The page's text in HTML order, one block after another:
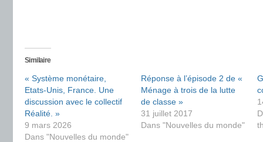
Similaire
« Système monétaire,
Etats-Unis, France. Une
discussion avec le collectif
Réalité. »
9 mars 2026
Dans "Nouvelles du monde"
Réponse à l’épisode 2 de «
Ménage à trois de la lutte
de classe »
31 juillet 2017
Dans "Nouvelles du monde"